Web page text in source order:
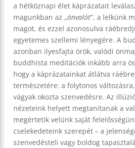
a hétköznapi élet káprázatait
magunkban az „önvalót”, a lelkünk
magot, és ezzel azonosulva
egyetemes szellemi lényegére. A
azonban ilyesfajta örök, valódi
buddhista meditációk inkább arra
hogy a káprázatainkat átlátva
természetére: a folytonos változásra,
vágyak okozta szenvedésre. Az
nézeteink helyett megtanítanak a
megértetik velünk saját
cselekedeteink szerepét – a
szenvedésteli vagy boldog